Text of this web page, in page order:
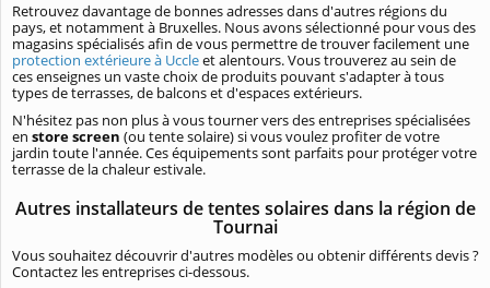
Retrouvez davantage de bonnes adresses dans d'autres régions du
pays, et notamment à Bruxelles. Nous avons sélectionné pour vous des
magasins spécialisés afin de vous permettre de trouver facilement une
protection extérieure à Uccleet alentours. Vous trouverez au sein de
ces enseignes un vaste choix de produits pouvant s'adapter à tous
types de terrasses, de balcons et d'espaces extérieurs.
N'hésitez pas non plus à vous tourner vers des entreprises spécialisées
en store screen (ou tente solaire) si vous voulez profiter de votre
jardin toute l'année. Ces équipements sont parfaits pour protéger votre
terrasse de la chaleur estivale.
Autres installateurs de tentes solaires dans la région de
Tournai
Vous souhaitez découvrir d'autres modèles ou obtenir différents devis ?
Contactez les entreprises ci-dessous.